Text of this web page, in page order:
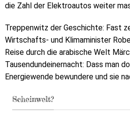
die Zahl der Elektroautos weiter
Treppenwitz der Geschichte: Fast
Wirtschafts- und Klimaminister
Reise durch die arabische Welt
Tausendundeinernacht: Dass man
Energiewende bewundere und sie
Scheinwelt?